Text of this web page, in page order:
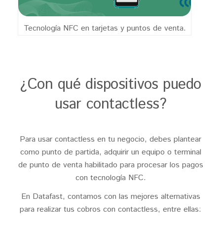
Tecnología NFC en tarjetas y puntos de venta.
¿Con qué dispositivos puedo
usar contactless?
Para usar contactless en tu negocio, debes plantear
como punto de partida, adquirir un equipo o terminal
de punto de venta habilitado para procesar los pagos
con tecnología NFC.
En Datafast, contamos con las mejores alternativas
para realizar tus cobros con contactless, entre ellas: